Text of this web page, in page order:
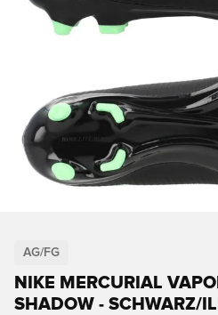
AG/FG
NIKE MERCURIAL
SHADOW - SCHWARZ/